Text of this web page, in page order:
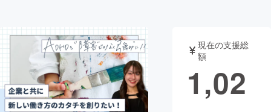
テクノロジー・ガジェット
映像・映画 書籍・雑誌
現在の支援総
額
1,02